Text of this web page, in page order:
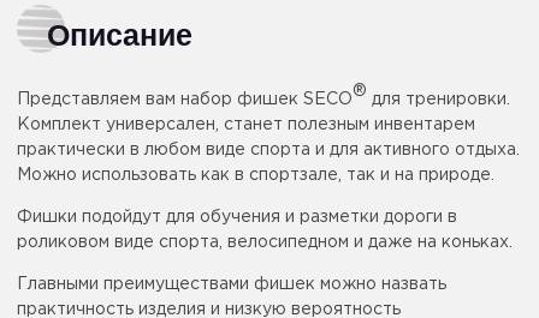
Описание
Представляем вам набор фишек SECO
®
для тренировки.
Комплект универсален, станет полезным инвентарем
практически в любом виде спорта и для активного отдыха.
Можно использовать как в спортзале, так и на природе.
Фишки подойдут для обучения и разметки дороги в
роликовом виде спорта, велосипедном и даже на коньках.
Главными преимуществами фишек можно назвать
практичность изделия и низкую вероятность